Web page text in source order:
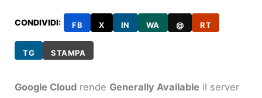
CONDIVIDI: FB X IN WA @ RT
TG STAMPA
Google Cloud rende Generally Available il server